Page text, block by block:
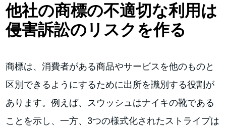
他社の商標の不適切な利用は
侵害訴訟のリスクを作る
商標は、消費者がある商品やサービスを他のものと
区別できるようにするために出所を識別する役割が
あります。例えば、スウッシュはナイキの靴である
ことを示し、一方、3つの様式化されたストライプは